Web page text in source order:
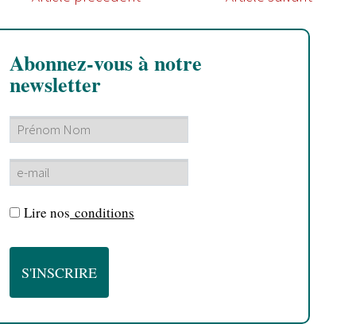
Abonnez-vous à notre
newsletter
Lire nos conditions